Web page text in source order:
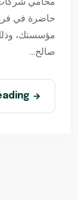
حاضرة في
مؤسستك،
صالح...